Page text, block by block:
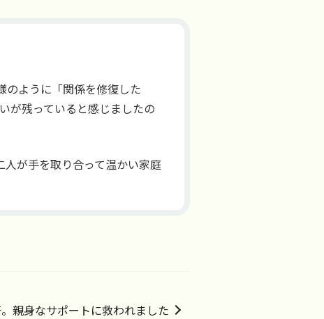
のように「関係を修復した
が残っていると感じましたの
が手を取り合って温かい家庭
親身なサポートに救われました